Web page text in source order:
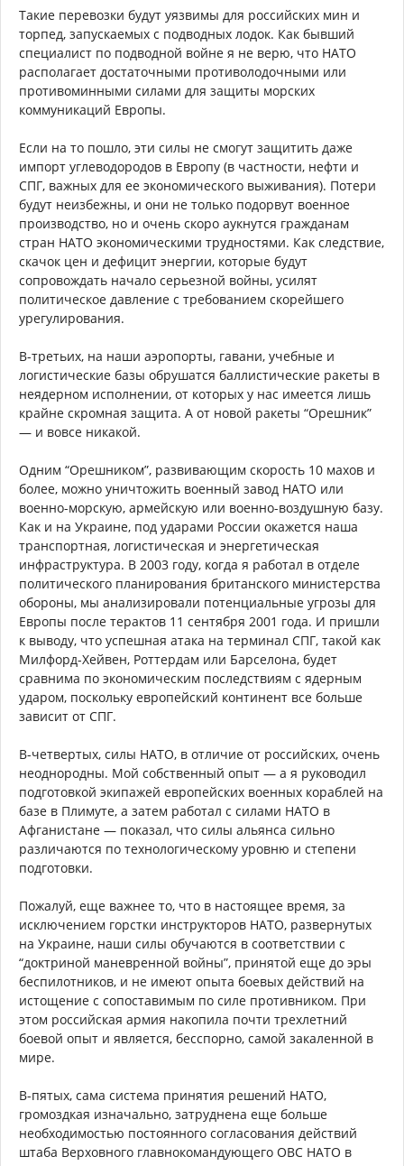
Такие перевозки будут уязвимы для российских мин и
торпед, запускаемых с подводных лодок. Как бывший
специалист по подводной войне я не верю, что НАТО
располагает достаточными противолодочными или
противоминными силами для защиты морских
коммуникаций Европы.
Если на то пошло, эти силы не смогут защитить даже
импорт углеводородов в Европу (в частности, нефти и
СПГ, важных для ее экономического выживания). Потери
будут неизбежны, и они не только подорвут военное
производство, но и очень скоро аукнутся гражданам
стран НАТО экономическими трудностями. Как следствие,
скачок цен и дефицит энергии, которые будут
сопровождать начало серьезной войны, усилят
политическое давление с требованием скорейшего
урегулирования.
В-третьих, на наши аэропорты, гавани, учебные и
логистические базы обрушатся баллистические ракеты в
неядерном исполнении, от которых у нас имеется лишь
крайне скромная защита. А от новой ракеты “Орешник”
— и вовсе никакой.
Одним “Орешником”, развивающим скорость 10 махов и
более, можно уничтожить военный завод НАТО или
военно-морскую, армейскую или военно-воздушную базу.
Как и на Украине, под ударами России окажется наша
транспортная, логистическая и энергетическая
инфраструктура. В 2003 году, когда я работал в отделе
политического планирования британского министерства
обороны, мы анализировали потенциальные угрозы для
Европы после терактов 11 сентября 2001 года. И пришли
к выводу, что успешная атака на терминал СПГ, такой как
Милфорд-Хейвен, Роттердам или Барселона, будет
сравнима по экономическим последствиям с ядерным
ударом, поскольку европейский континент все больше
зависит от СПГ.
В-четвертых, силы НАТО, в отличие от российских, очень
неоднородны. Мой собственный опыт — а я руководил
подготовкой экипажей европейских военных кораблей на
базе в Плимуте, а затем работал с силами НАТО в
Афганистане — показал, что силы альянса сильно
различаются по технологическому уровню и степени
подготовки.
Пожалуй, еще важнее то, что в настоящее время, за
исключением горстки инструкторов НАТО, развернутых
на Украине, наши силы обучаются в соответствии с
“доктриной маневренной войны”, принятой еще до эры
беспилотников, и не имеют опыта боевых действий на
истощение с сопоставимым по силе противником. При
этом российская армия накопила почти трехлетний
боевой опыт и является, бесспорно, самой закаленной в
мире.
В-пятых, сама система принятия решений НАТО,
громоздкая изначально, затруднена еще больше
необходимостью постоянного согласования действий
штаба Верховного главнокомандующего ОВС НАТО в